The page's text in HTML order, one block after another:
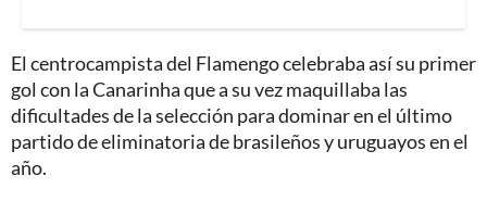
El centrocampista del Flamengo celebraba así su primer
gol con la Canarinha que a su vez maquillaba las
dificultades de la selección para dominar en el último
partido de eliminatoria de brasileños y uruguayos en el
año.